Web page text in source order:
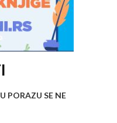
PORAZU SE NE